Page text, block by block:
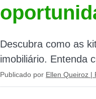
Descubra como as
imobiliário. Entenda
Publicado por Ellen Queiroz |